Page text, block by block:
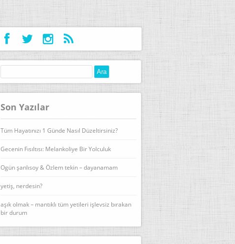
Arama:
Son Yazılar
Tüm Hayatınızı 1 Günde Nasıl Düzeltirsiniz?
Gecenin Fısıltısı: Melankoliye Bir Yolculuk
Ogün şanlısoy & Özlem tekin – dayanamam
yetiş, nerdesin?
aşık olmak – mantıklı tüm yetileri işlevsiz bırakan
bir durum